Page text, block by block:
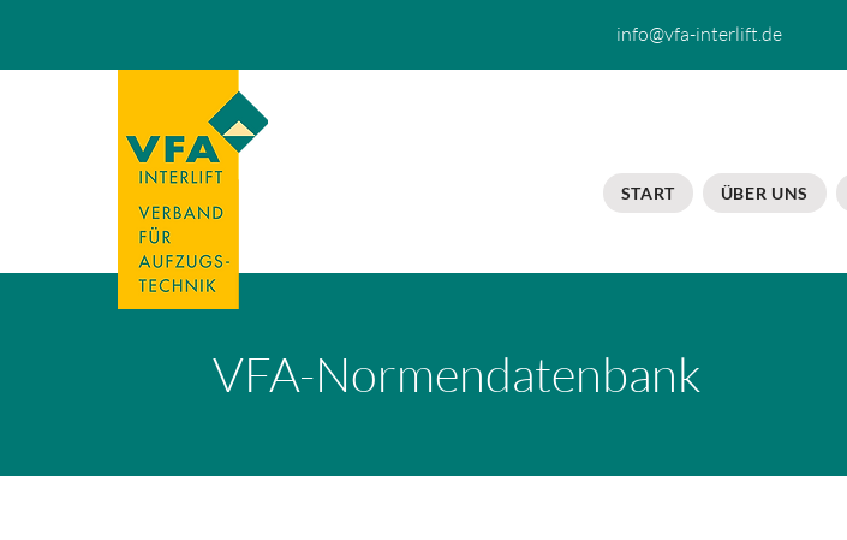
info@vfa-interlift.de
START ÜBER UNS
VFA-Normendatenbank